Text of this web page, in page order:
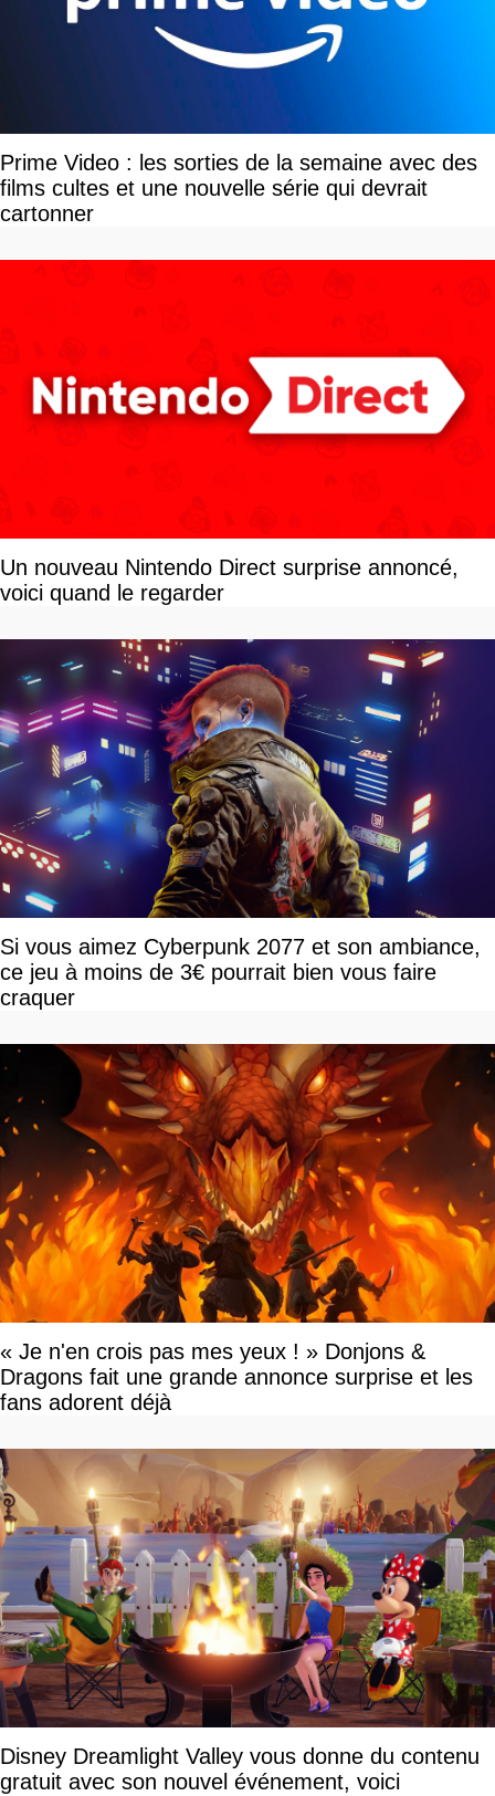
Prime Video : les sorties de la semaine avec des
films cultes et une nouvelle série qui devrait
cartonner
Un nouveau Nintendo Direct surprise annoncé,
voici quand le regarder
Si vous aimez Cyberpunk 2077 et son ambiance,
ce jeu à moins de 3€ pourrait bien vous faire
craquer
« Je n'en crois pas mes yeux ! » Donjons &
Dragons fait une grande annonce surprise et les
fans adorent déjà
Disney Dreamlight Valley vous donne du contenu
gratuit avec son nouvel événement, voici